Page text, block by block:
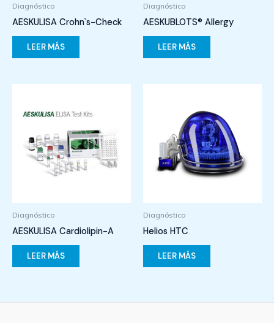
Diagnóstico
AESKULISA Crohn`s-Check
LEER MÁS
Diagnóstico
AESKUBLOTS® Allergy
LEER MÁS
Diagnóstico
AESKULISA Cardiolipin-A
LEER MÁS
Diagnóstico
Helios HTC
LEER MÁS